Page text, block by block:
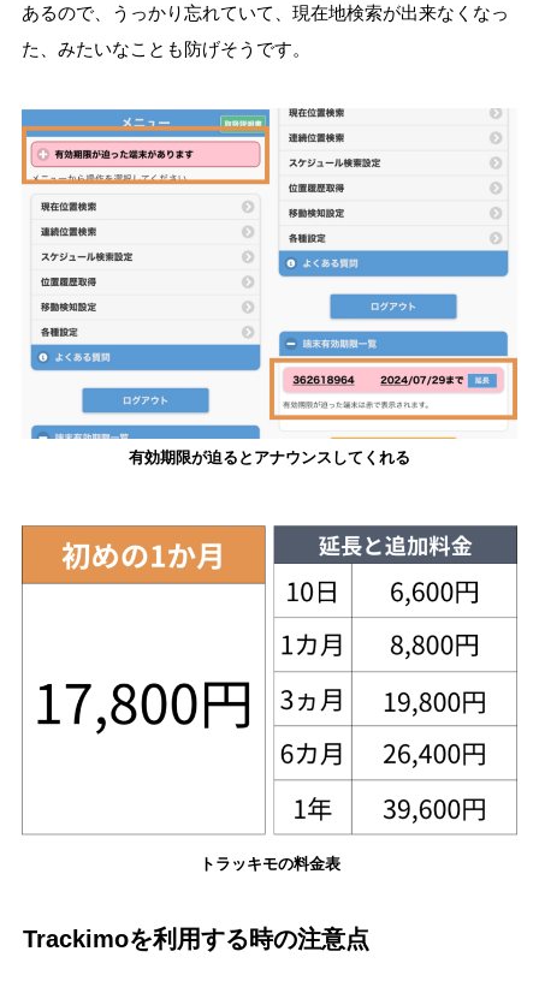
あるので、うっかり忘れていて、現在地検索が出来なくなっ
た、みたいなことも防げそうです。
有効期限が迫るとアナウンスしてくれる
トラッキモの料金表
Trackimoを利用する時の注意点